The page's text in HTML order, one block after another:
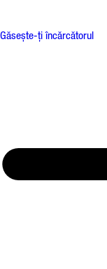
Găsește-ți încărcătorul